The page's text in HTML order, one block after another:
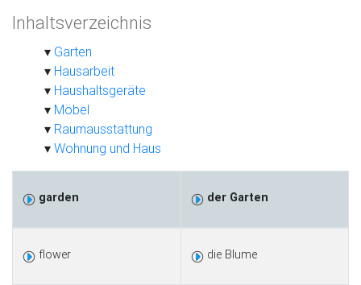
Inhaltsverzeichnis
Garten
Hausarbeit
Haushaltsgeräte
Möbel
Raumausstattung
Wohnung und Haus
garden der Garten
flower die Blume